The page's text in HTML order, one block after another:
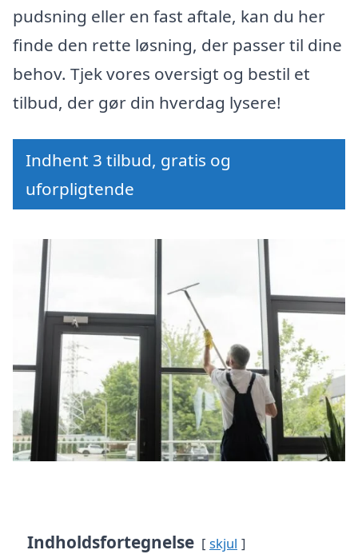
pudsning eller en fast aftale, kan du her
finde den rette løsning, der passer til dine
behov. Tjek vores oversigt og bestil et
tilbud, der gør din hverdag lysere!
Indhent 3 tilbud, gratis og
uforpligtende
Indholdsfortegnelse skjul